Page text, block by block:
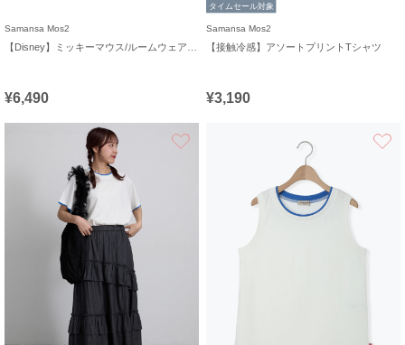
Samansa Mos2
¥6,490
タイムセール対象
Samansa Mos2
【接触冷感】アソートプリントTシャツ
¥3,190